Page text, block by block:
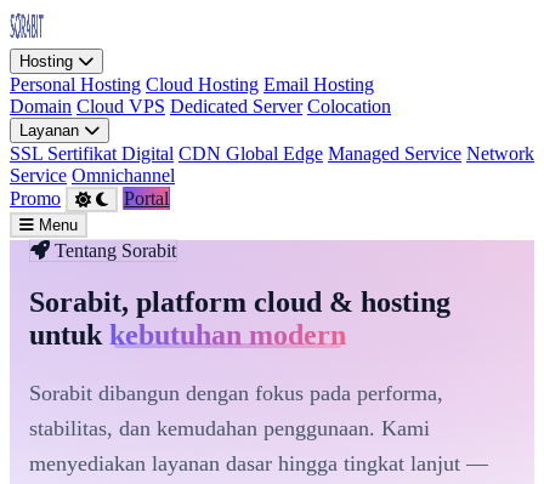
Hosting
Personal Hosting Cloud Hosting Email Hosting
Domain Cloud VPS Dedicated Server Colocation
Layanan
SSL Sertifikat Digital CDN Global Edge Managed Service Network
Service Omnichannel
Promo
Portal
Menu
Tentang Sorabit
Sorabit, platform cloud & hosting
untuk kebutuhan modern
Sorabit dibangun dengan fokus pada performa,
stabilitas, dan kemudahan penggunaan. Kami
menyediakan layanan dasar hingga tingkat lanjut —